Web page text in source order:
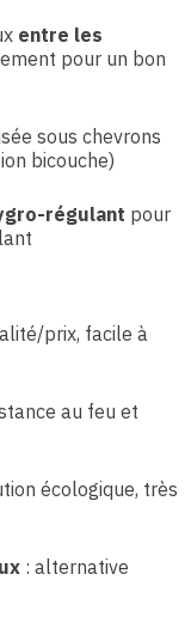
entre les
pour un bon
sous chevrons
bicouche)
régulant pour
prix, facile à
au feu et
écologique, très
: alternative